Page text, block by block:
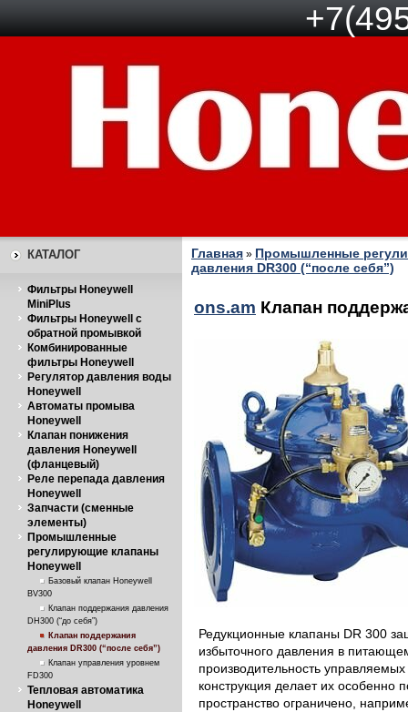
КАТАЛОГ
Фильтры Honeywell
MiniPlus
Фильтры Honeywell с
обратной промывкой
Комбинированные
фильтры Honeywell
Регулятор давления воды
Honeywell
Автоматы промыва
Honeywell
Клапан понижения
давления Honeywell
(фланцевый)
Реле перепада давления
Honeywell
Запчасти (сменные
элементы)
Промышленные
регулирующие клапаны
Honeywell
Базовый клапан Honeywell
BV300
Клапан поддержания давления
DH300 (“до себя”)
Клапан поддержания
давления DR300 (“после себя”)
Клапан управления уровнем
FD300
Тепловая автоматика
Honeywell
Главная » Промышленные
давления DR300 (“после себя”)
ons.am Клапан
Редукционные клапаны DR 300
избыточного давления в
производительность
конструкция делает их особенно
пространство ограничено,